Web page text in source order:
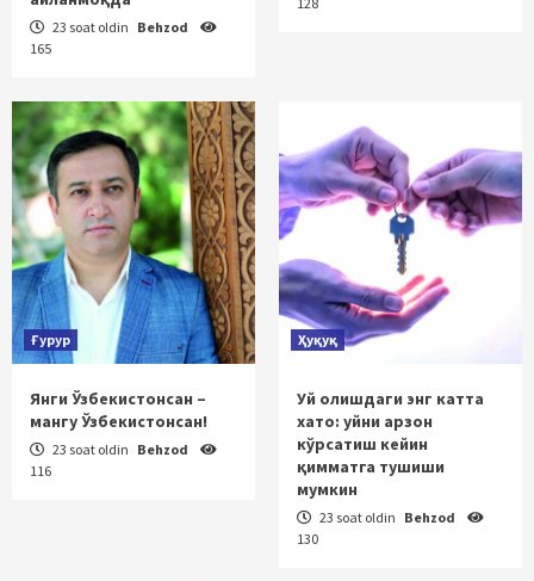
23 soat oldin Behzod
165
Ғурур
Янги Ўзбекистонсан –
мангу Ўзбекистонсан!
23 soat oldin Behzod
116
Ҳуқуқ
Уй олишдаги энг катта
хато: уйни арзон
кўрсатиш кейин
қимматга тушиши
мумкин
23 soat oldin Behzod
130